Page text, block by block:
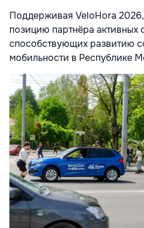
Поддерживая VeloHora
позицию партнёра активных
способствующих развитию
мобильности в Республике